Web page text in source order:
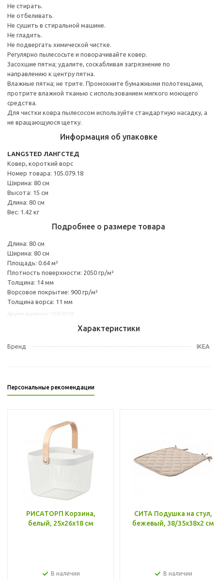
Не стирать.
Не отбеливать.
Не сушить в стиральной машине.
Не гладить.
Не подвергать химической чистке.
Регулярно пылесосьте и поворачивайте ковер.
Засохшие пятна; удалите, соскабливая загрязнение по
направлению к центру пятна.
Влажные пятна; не трите. Промокните бумажными полотенцами,
протрите влажной тканью с использованием мягкого моющего
средства.
Для чистки ковра пылесосом используйте стандартную насадку, а
не вращающуюся щетку.
Информация об упаковке
LANGSTED ЛАНГСТЕД
Ковер, короткий ворс
Номер товара: 105.079.18
Ширина: 80 см
Высота: 15 см
Длина: 80 см
Вес: 1.42 кг
Подробнее о размере товара
Длина: 80 см
Ширина: 80 см
Площадь: 0.64 м²
Плотность поверхности: 2050 гр/м²
Толщина: 14 мм
Ворсовое покрытие: 900 гр/м²
Толщина ворса: 11 мм
Характеристики
Бренд IKEA
Персональные рекомендации
РИСАТОРП Корзина,
белый, 25x26x18 см
В наличии
СИТА Подушка на стул,
бежевый, 38/35x38x2 см
В наличии